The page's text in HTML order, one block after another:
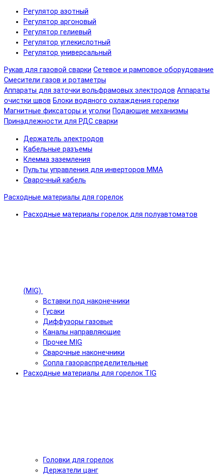
Регулятор азотный
Регулятор аргоновый
Регулятор гелиевый
Регулятор углекислотный
Регулятор универсальный
Рукав для газовой сварки Сетевое и рамповое оборудование
Смесители газов и ротаметры
Аппараты для заточки вольфрамовых электродов Аппараты
очистки швов Блоки водяного охлаждения горелки
Магнитные фиксаторы и уголки Подающие механизмы
Принадлежности для РДС сварки
Держатель электродов
Кабельные разъемы
Клемма заземления
Пульты управления для инверторов MMA
Сварочный кабель
Расходные материалы для горелок
Расходные материалы горелок для полуавтоматов
(MIG)
Вставки под наконечники
Гусаки
Диффузоры газовые
Каналы направляющие
Прочее MIG
Сварочные наконечники
Сопла газораспределительные
Расходные материалы для горелок TIG
Головки для горелок
Держатели цанг